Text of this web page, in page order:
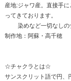
産地:ジャワ産。直接手
ってきております。
染めなど一切なしのナ
制作地：阿蘇・高千穂
☆チャクラとは☆
サンスクリット語で円、